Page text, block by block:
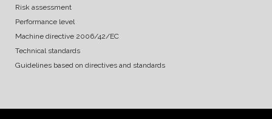
Risk assessment
Performance level
Machine directive 2006/42/EC
Technical standards
Guidelines based on directives and standards